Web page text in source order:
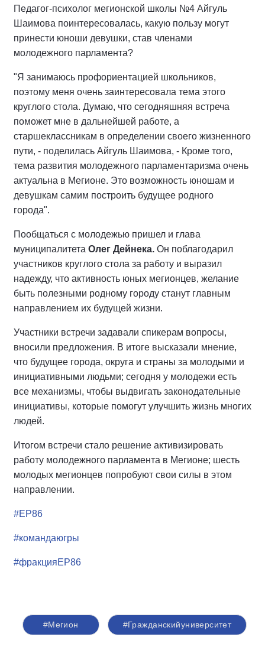
Педагог-психолог мегионской школы №4 Айгуль
Шаимова поинтересовалась, какую пользу могут
принести юноши девушки, став членами
молодежного парламента?
"Я занимаюсь профориентацией школьников,
поэтому меня очень заинтересовала тема этого
круглого стола. Думаю, что сегодняшняя встреча
поможет мне в дальнейшей работе, а
старшеклассникам в определении своего жизненного
пути, - поделилась Айгуль Шаимова, - Кроме того,
тема развития молодежного парламентаризма очень
актуальна в Мегионе. Это возможность юношам и
девушкам самим построить будущее родного
города".
Пообщаться с молодежью пришел и глава
муниципалитета Олег Дейнека. Он поблагодарил
участников круглого стола за работу и выразил
надежду, что активность юных мегионцев, желание
быть полезными родному городу станут главным
направлением их будущей жизни.
Участники встречи задавали спикерам вопросы,
вносили предложения. В итоге высказали мнение,
что будущее города, округа и страны за молодыми и
инициативными людьми; сегодня у молодежи есть
все механизмы, чтобы выдвигать законодательные
инициативы, которые помогут улучшить жизнь многих
людей.
Итогом встречи стало решение активизировать
работу молодежного парламента в Мегионе; шесть
молодых мегионцев попробуют свои силы в этом
направлении.
#ЕР86
#командаюгры
#фракцияЕР86
#Мегион #Гражданскийуниверситет